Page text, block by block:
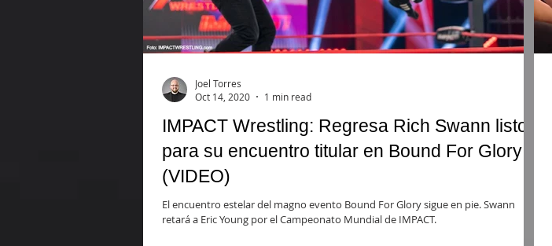
IMPACT Wrestling: Regresa Rich Swann listo
para su encuentro titular en Bound For Glory
(VIDEO)
El encuentro estelar del magno evento Bound For Glory sigue en pie. Swann
retará a Eric Young por el Campeonato Mundial de IMPACT.
Joel Torres
Oct 14, 2020
1 min read